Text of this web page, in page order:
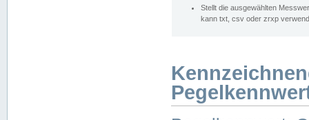
Stellt die ausgewählten
kann txt, csv oder zrxp